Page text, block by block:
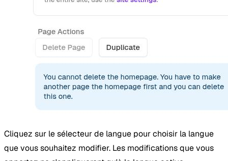
Cliquez sur le sélecteur de langue pour choisir la langue
que vous souhaitez modifier. Les modifications que vous